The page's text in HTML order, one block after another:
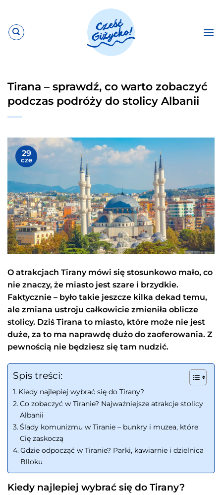
zawartości
Tirana – sprawdź, co warto zobaczyć
podczas podróży do stolicy Albanii
29
cze
O atrakcjach Tirany mówi się stosunkowo mało, co
nie znaczy, że miasto jest szare i brzydkie.
Faktycznie – było takie jeszcze kilka dekad temu,
ale zmiana ustroju całkowicie zmieniła oblicze
stolicy. Dziś Tirana to miasto, które może nie jest
duże, za to ma naprawdę dużo do zaoferowania. Z
pewnością nie będziesz się tam nudzić.
Spis treści:
Kiedy najlepiej wybrać się do Tirany?
Co zobaczyć w Tiranie? Najważniejsze atrakcje stolicy
Albanii
Ślady komunizmu w Tiranie – bunkry i muzea, które
Cię zaskoczą
Gdzie odpocząć w Tiranie? Parki, kawiarnie i dzielnica
Blloku
Kiedy najlepiej wybrać się do Tirany?